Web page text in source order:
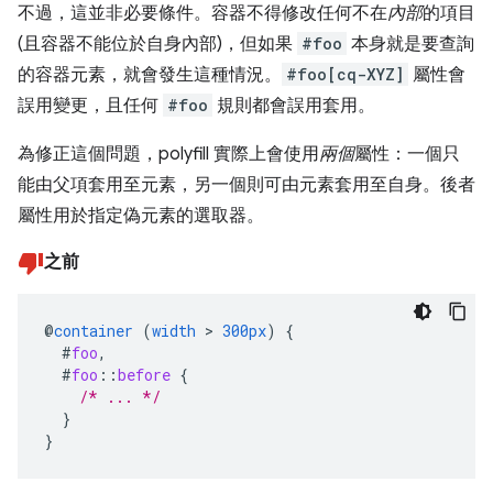
不過，這並非必要條件。容器不得修改任何不在內部的項目
(且容器不能位於自身內部)，但如果 #foo 本身就是要查詢
的容器元素，就會發生這種情況。
#foo[cq-XYZ]
屬性會
誤用變更，且任何 #foo 規則都會誤用套用。
為修正這個問題，polyfill 實際上會使用兩個屬性：一個只
能由父項套用至元素，另一個則可由元素套用至自身。後者
屬性用於指定偽元素的選取器。
之前
@container (width > 300px)
{
#foo,
#foo ::before {
/* ... */
}
}